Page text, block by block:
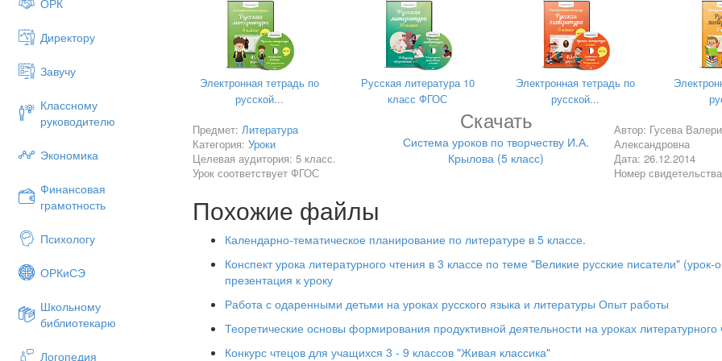
ОРК
Директору
Завучу
Классному
руководителю
Экономика
Финансовая
грамотность
Психологу
ОРКиСЭ
Школьному
библиотекарю
Логопедия
Предметные
В познавательной (интеллектуальной) сфере:
формирование умений отличать жанр басни от других жанров; понимание связи
эпохой их написания, выявление заложенных в них вневременных, непреходящих
ценностей и их современного звучания; умение анализировать литературное
и формулировать тему, идею, нравственный пафос литературного произведения;
элементарной литературоведческой терминологией при анализе литературного
В ценностно-ориентационной сфере:
приобщение к духовно-нравственным ценностям русской классической литературы;
И.А.Крылова; понимание авторской позиции и свое отношение к ней;
В сфере физической деятельности: Восприятие на слух литературных
жанров, осмысленное чтение и адекватное восприятие; отвечать на вопросы по
или прочитанному тексту; создавать устные монологические высказывания разного
вести диалог.
Ход урока:
Электронная тетрадь по
русской...
Русская литература 10
класс ФГОС
Электронная тетрадь по
русской...
Предмет: Литература
Категория: Уроки
Целевая аудитория: 5 класс.
Урок соответствует ФГОС
Скачать
Система уроков по творчеству И.А.
Крылова (5 класс)
Автор: Гусева
Александровна
Дата: 26.12.2014
Номер
Похожие файлы
Календарно-тематическое планирование по литературе в 5 классе.
Конспект урока литературного чтения в 3 классе по теме "Великие русские писатели"
презентация к уроку
Работа с одаренными детьми на уроках русского языка и литературы Опыт работы
Теоретические основы формирования продуктивной деятельности на уроках литературного
Конкурс чтецов для учащихся 3 - 9 классов "Живая классика"